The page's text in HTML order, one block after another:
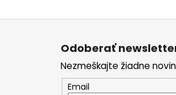
Z
Odoberať
Nezmeškajte žiadne
Email